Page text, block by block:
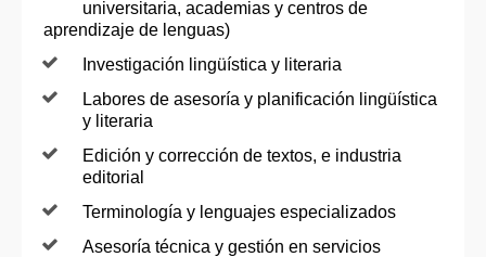
universitaria, academias y centros de
aprendizaje de lenguas)
Investigación lingüística y literaria
Labores de asesoría y planificación lingüística
y literaria
Edición y corrección de textos, e industria
editorial
Terminología y lenguajes especializados
Asesoría técnica y gestión en servicios